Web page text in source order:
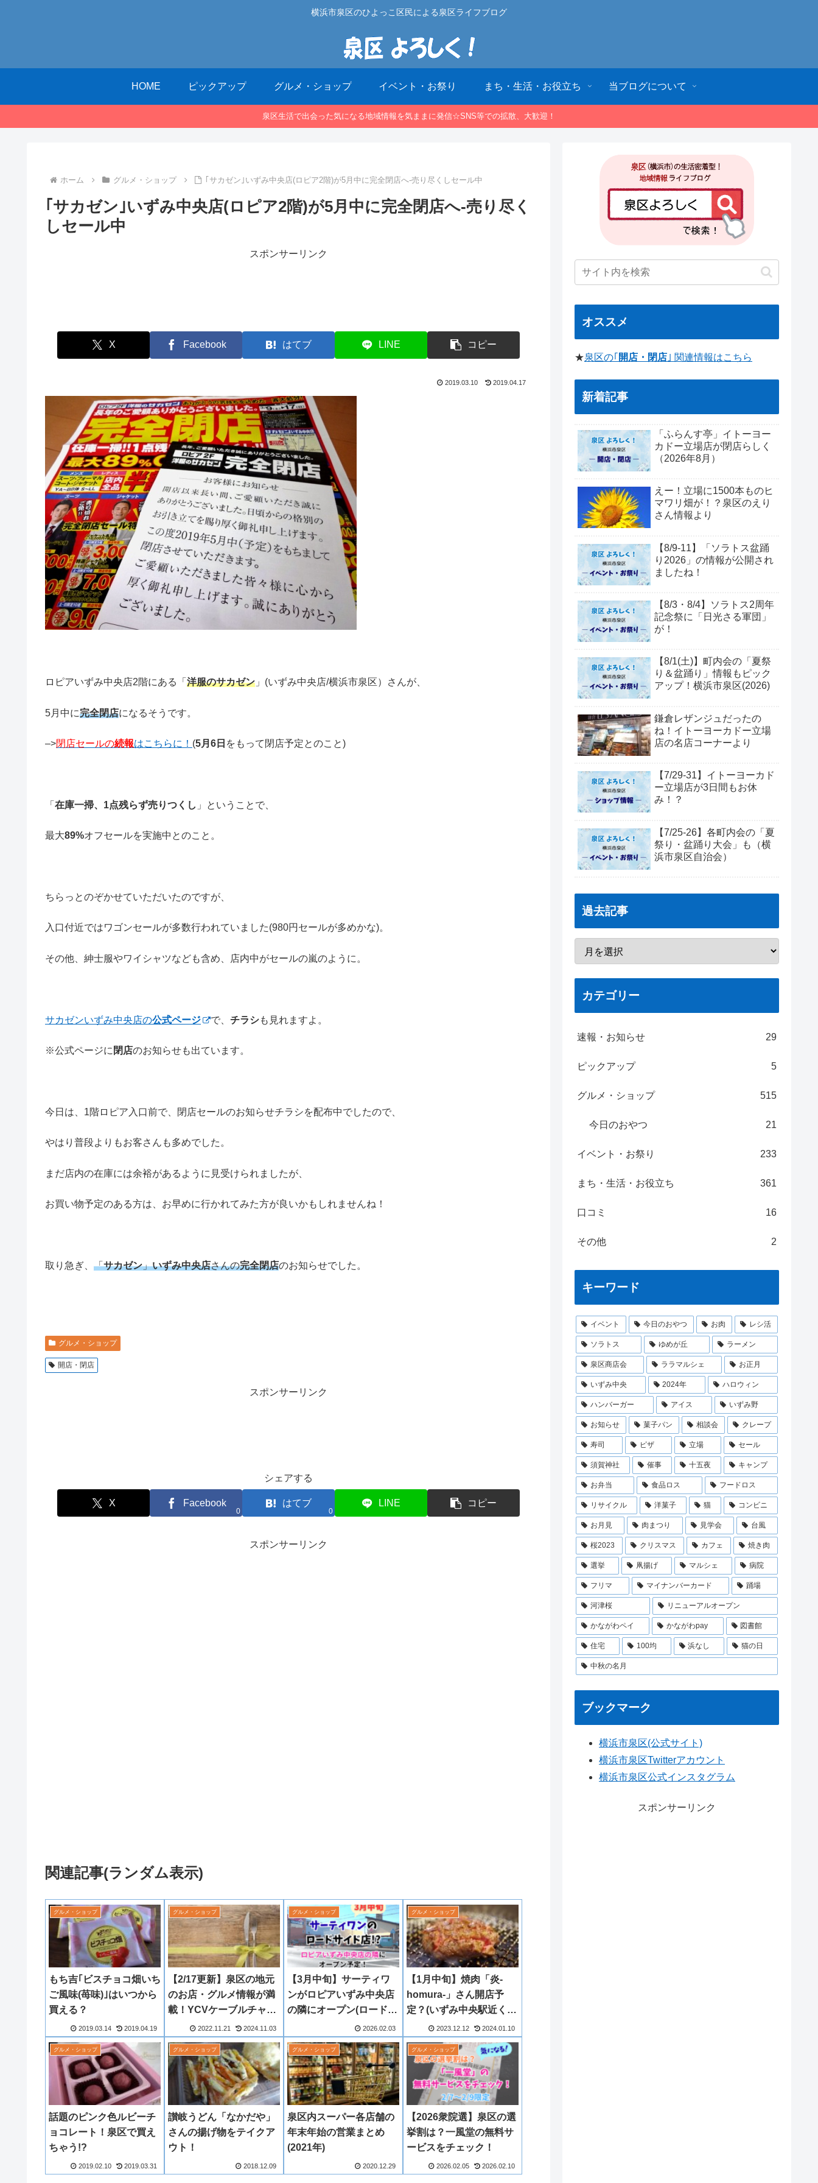
横浜市泉区のひよっこ区民による泉区ライフブログ
HOME ピックアップ グルメ・ショップ イベント・お祭り まち・生活・お役立ち 当ブログについて
泉区生活で出会った気になる地域情報を気ままに発信☆SNS等での拡散、大歓迎！
ホーム グルメ・ショップ ｢サカゼン｣いずみ中央店(ロピア2階)が5月中に完全閉店へ-売り尽くしセール中
｢サカゼン｣いずみ中央店(ロピア2階)が5月中に完全閉店へ-売り尽く
しセール中
スポンサーリンク
X Facebook はてブ LINE コピー
2019.03.10 2019.04.17
ロピアいずみ中央店2階にある「 洋服のサカゼン 」(いずみ中央店/横浜市泉区）さんが、
5月中に完全閉店になるそうです。
–>閉店セールの続報はこちらに！ (5月6日 をもって閉店予定とのこと)
「 在庫一掃、1点残らず売りつくし 」ということで、
最大89%オフセールを実施中とのこと。
ちらっとのぞかせていただいたのですが、
入口付近ではワゴンセールが多数行われていました(980円セールが多めかな)。
その他、紳士服やワイシャツなども含め、店内中がセールの嵐のように。
サカゼンいずみ中央店の公式ページ で、 チラシも見れますよ。
※公式ページに 閉店のお知らせも出ています。
今日は、1階ロピア入口前で、閉店セールのお知らせチラシを配布中でしたので、
やはり普段よりもお客さんも多めでした。
まだ店内の在庫には余裕があるように見受けられましたが、
お買い物予定のある方は、お早めに行かれてみた方が良いかもしれませんね！
取り急ぎ、 「サカゼン」いずみ中央店さんの完全閉店のお知らせでした。
グルメ・ショップ
開店・閉店
スポンサーリンク
シェアする
X Facebook
0
はてブ
0
LINE コピー
スポンサーリンク
関連記事(ランダム表示)
グルメ・ショップ
もち吉｢ビスチョコ畑いち
ご風味(苺味)｣はいつから
買える？
2019.03.14 2019.04.19
グルメ・ショップ
【2/17更新】泉区の地元
のお店・グルメ情報が満
載！YCVケーブルチャン
ネル番組の公式YouTube
をチェック！
2022.11.21 2024.11.03
グルメ・ショップ
【3月中旬】サーティワ
ンがロピアいずみ中央店
の隣にオープン(ロードサ
2026.02.03
グルメ・ショップ
【1月中旬】焼肉「炎-
homura-」さん開店予
定？(いずみ中央駅近く
「牛角」の跡地に)
2023.12.12 2024.01.10
グルメ・ショップ
話題のピンク色ルビーチ
ョコレート！泉区で買え
ちゃう!?
2019.02.10 2019.03.31
グルメ・ショップ
讃岐うどん「なかだや」
さんの揚げ物をテイクア
ウト！
2018.12.09
グルメ・ショップ
泉区内スーパー各店舗の
年末年始の営業まとめ
(2021年)
2020.12.29
グルメ・ショップ
【2026衆院選】泉区の選
挙割は？一風堂の無料サ
ービスをチェック！
2026.02.05 2026.02.10
オススメ
★泉区の｢ 開店・閉店 ｣ 関連情報はこちら
新着記事
「ふらんす亭」イトーヨー
カドー立場店が閉店らしく
（2026年8月）
えー！立場に1500本ものヒ
マワリ畑が！？泉区のえり
さん情報より
【8/9-11】「ソラトス盆踊
り2026」の情報が公開され
ましたね！
【8/3・8/4】ソラトス2周年
記念祭に「日光さる軍団」
が！
【8/1(土)】町内会の「夏祭
り＆盆踊り」情報もピック
アップ！横浜市泉区(2026)
鎌倉レザンジュだったの
ね！イトーヨーカドー立場
店の名店コーナーより
【7/29-31】イトーヨーカド
ー立場店が3日間もお休
み！？
【7/25-26】各町内会の「夏
祭り・盆踊り大会」も（横
浜市泉区自治会）
過去記事
カテゴリー
速報・お知らせ 29
ピックアップ 5
グルメ・ショップ 515
今日のおやつ 21
イベント・お祭り 233
まち・生活・お役立ち 361
口コミ 16
その他 2
キーワード
イベント 今日のおやつ お肉 レシ活
ソラトス ゆめが丘 ラーメン
泉区商店会 ララマルシェ お正月
いずみ中央 2024年 ハロウィン
ハンバーガー アイス いずみ野
お知らせ 菓子パン 相談会 クレープ
寿司 ピザ 立場 セール
須賀神社 催事 十五夜 キャンプ
お弁当 食品ロス フードロス
リサイクル 洋菓子 猫 コンビニ
お月見 肉まつり 見学会 台風
桜2023 クリスマス カフェ 焼き肉
選挙 凧揚げ マルシェ 病院
フリマ マイナンバーカード 踊場
河津桜 リニューアルオープン
かながわペイ かながわpay 図書館
住宅 100均 浜なし 猫の日
中秋の名月
ブックマーク
横浜市泉区(公式サイト)
横浜市泉区Twitterアカウント
横浜市泉区公式インスタグラム
スポンサーリンク